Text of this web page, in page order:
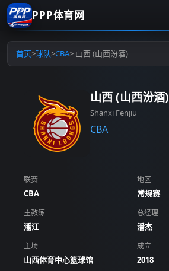
PPP体育网
首页>球队>CBA> 山西 (山西汾酒)
山西 (山西汾酒)
Shanxi Fenjiu
CBA
联赛
CBA
地区
常规赛
主教练
潘江
总经理
潘杰
主场
山西体育中心篮球馆
成立
2018